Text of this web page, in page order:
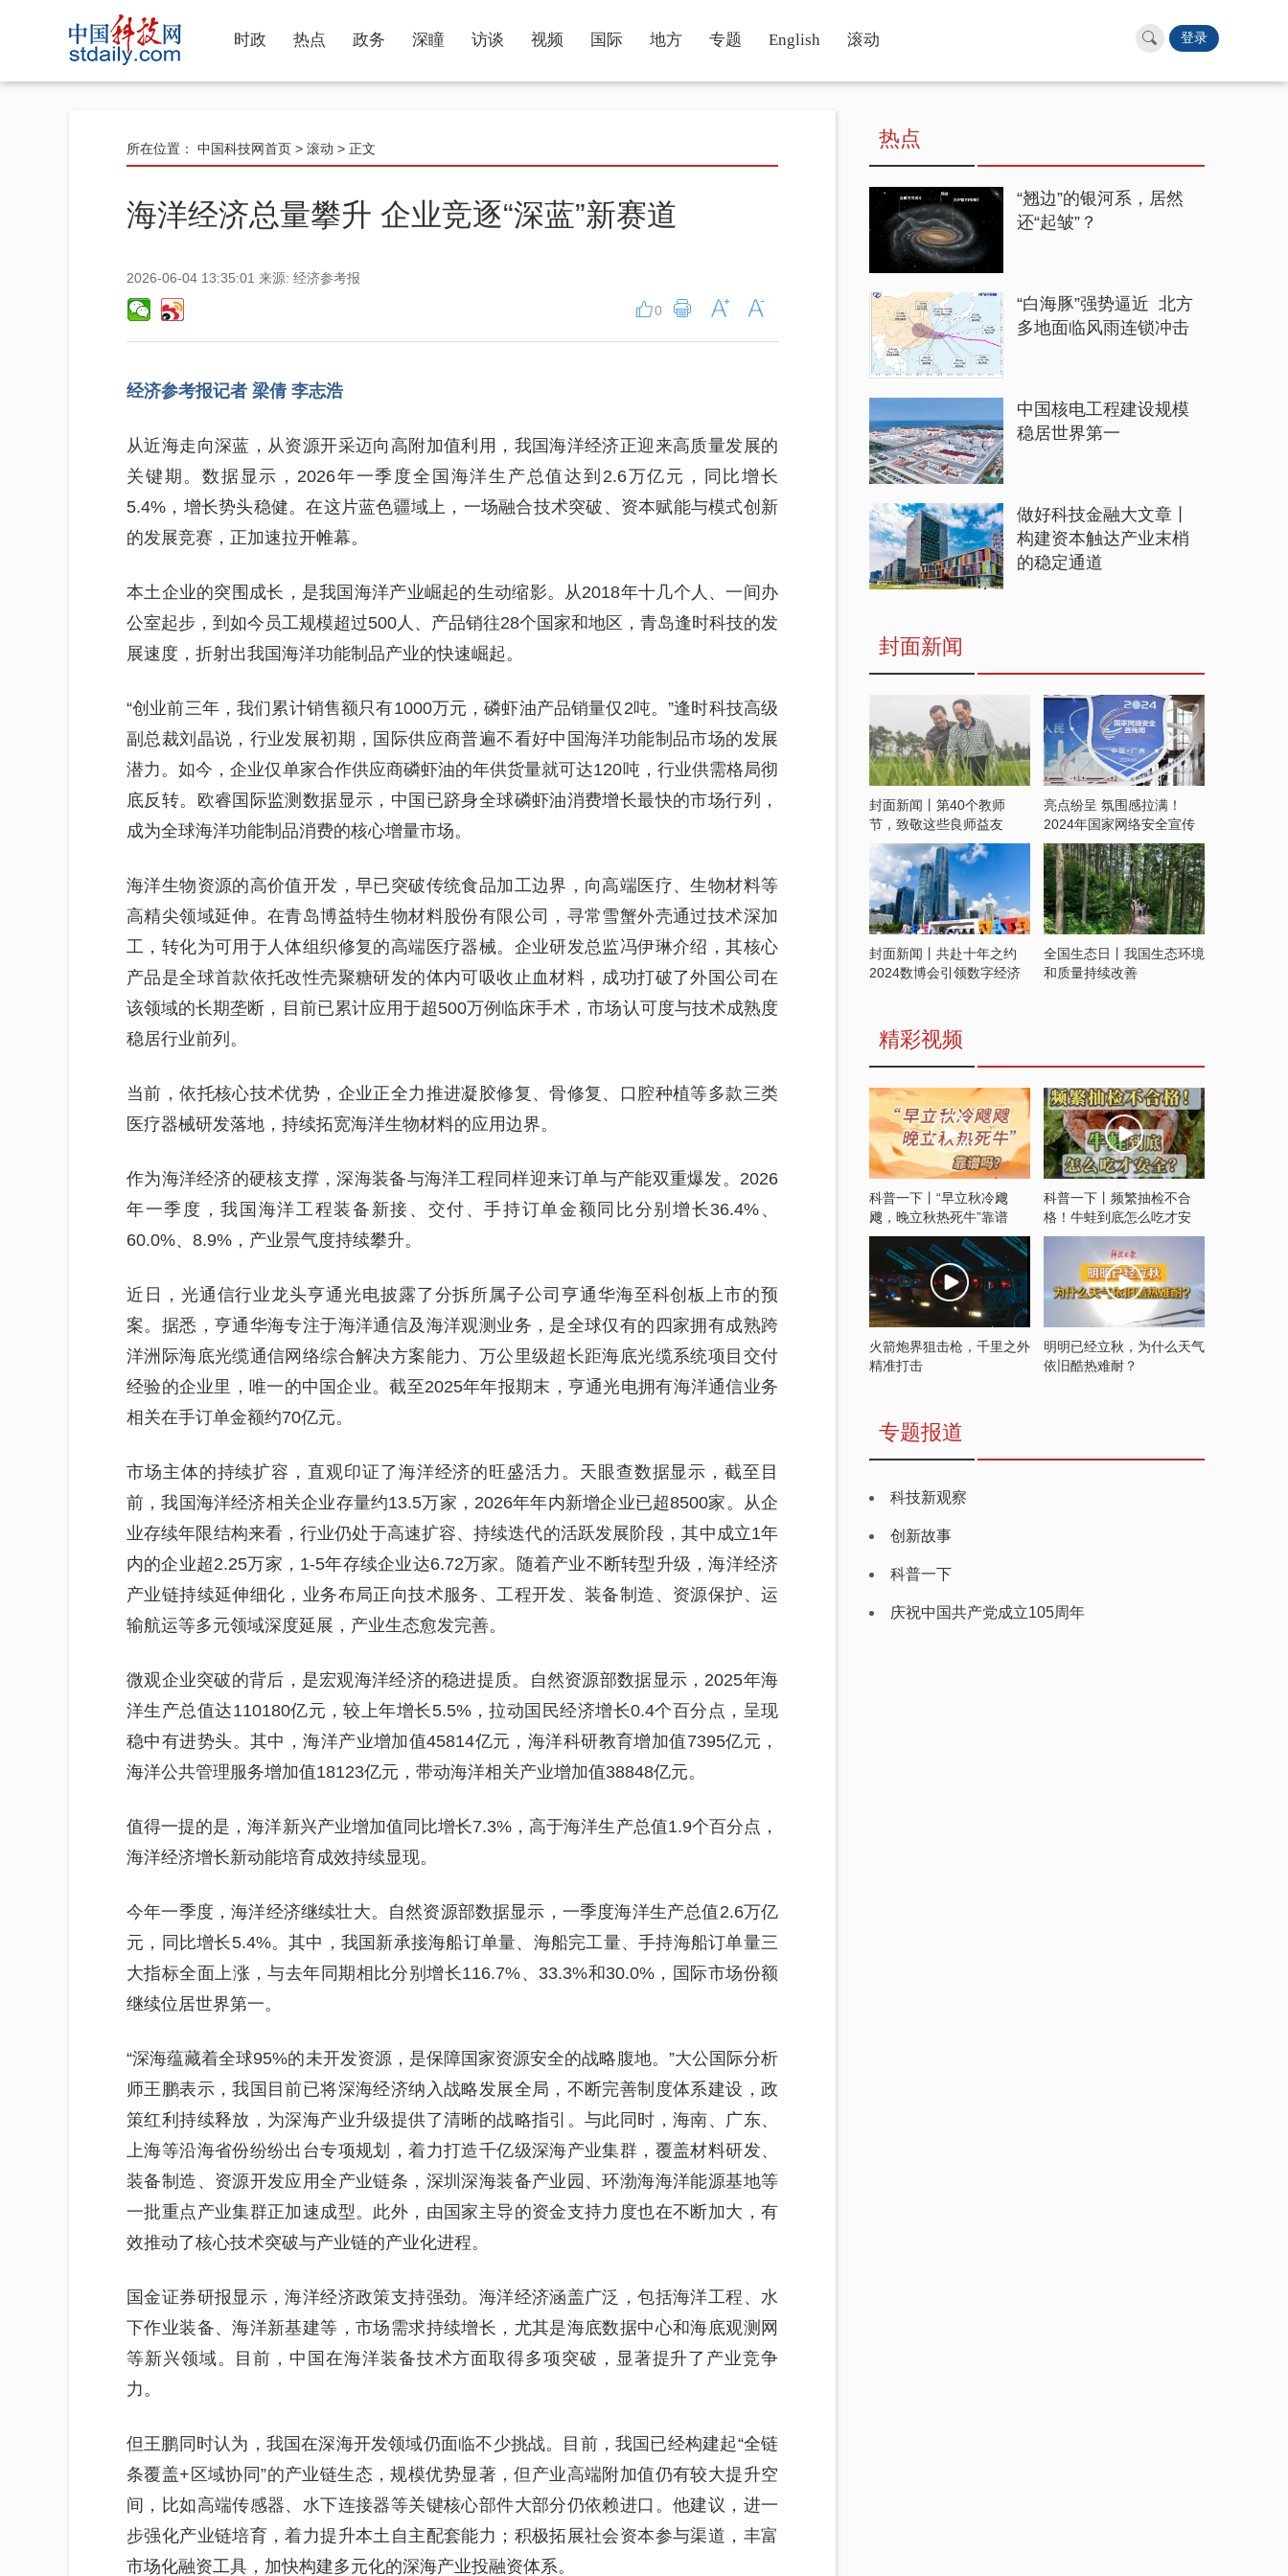
时政 热点 政务 深瞳 访谈 视频 国际 地方 专题 English 滚动 登录
所在位置： 中国科技网首页 > 滚动 > 正文
海洋经济总量攀升 企业竞逐“深蓝”新赛道
2026-06-04 13:35:01 来源: 经济参考报
0
经济参考报记者 梁倩 李志浩
从近海走向深蓝，从资源开采迈向高附加值利用，我国海洋经济正迎来高质量发展的
关键期。数据显示，2026年一季度全国海洋生产总值达到2.6万亿元，同比增长
5.4%，增长势头稳健。在这片蓝色疆域上，一场融合技术突破、资本赋能与模式创新
的发展竞赛，正加速拉开帷幕。
本土企业的突围成长，是我国海洋产业崛起的生动缩影。从2018年十几个人、一间办
公室起步，到如今员工规模超过500人、产品销往28个国家和地区，青岛逢时科技的发
展速度，折射出我国海洋功能制品产业的快速崛起。
“创业前三年，我们累计销售额只有1000万元，磷虾油产品销量仅2吨。”逢时科技高级
副总裁刘晶说，行业发展初期，国际供应商普遍不看好中国海洋功能制品市场的发展
潜力。如今，企业仅单家合作供应商磷虾油的年供货量就可达120吨，行业供需格局彻
底反转。欧睿国际监测数据显示，中国已跻身全球磷虾油消费增长最快的市场行列，
成为全球海洋功能制品消费的核心增量市场。
海洋生物资源的高价值开发，早已突破传统食品加工边界，向高端医疗、生物材料等
高精尖领域延伸。在青岛博益特生物材料股份有限公司，寻常雪蟹外壳通过技术深加
工，转化为可用于人体组织修复的高端医疗器械。企业研发总监冯伊琳介绍，其核心
产品是全球首款依托改性壳聚糖研发的体内可吸收止血材料，成功打破了外国公司在
该领域的长期垄断，目前已累计应用于超500万例临床手术，市场认可度与技术成熟度
稳居行业前列。
当前，依托核心技术优势，企业正全力推进凝胶修复、骨修复、口腔种植等多款三类
医疗器械研发落地，持续拓宽海洋生物材料的应用边界。
作为海洋经济的硬核支撑，深海装备与海洋工程同样迎来订单与产能双重爆发。2026
年一季度，我国海洋工程装备新接、交付、手持订单金额同比分别增长36.4%、
60.0%、8.9%，产业景气度持续攀升。
近日，光通信行业龙头亨通光电披露了分拆所属子公司亨通华海至科创板上市的预
案。据悉，亨通华海专注于海洋通信及海洋观测业务，是全球仅有的四家拥有成熟跨
洋洲际海底光缆通信网络综合解决方案能力、万公里级超长距海底光缆系统项目交付
经验的企业里，唯一的中国企业。截至2025年年报期末，亨通光电拥有海洋通信业务
相关在手订单金额约70亿元。
市场主体的持续扩容，直观印证了海洋经济的旺盛活力。天眼查数据显示，截至目
前，我国海洋经济相关企业存量约13.5万家，2026年年内新增企业已超8500家。从企
业存续年限结构来看，行业仍处于高速扩容、持续迭代的活跃发展阶段，其中成立1年
内的企业超2.25万家，1-5年存续企业达6.72万家。随着产业不断转型升级，海洋经济
产业链持续延伸细化，业务布局正向技术服务、工程开发、装备制造、资源保护、运
输航运等多元领域深度延展，产业生态愈发完善。
微观企业突破的背后，是宏观海洋经济的稳进提质。自然资源部数据显示，2025年海
洋生产总值达110180亿元，较上年增长5.5%，拉动国民经济增长0.4个百分点，呈现
稳中有进势头。其中，海洋产业增加值45814亿元，海洋科研教育增加值7395亿元，
海洋公共管理服务增加值18123亿元，带动海洋相关产业增加值38848亿元。
值得一提的是，海洋新兴产业增加值同比增长7.3%，高于海洋生产总值1.9个百分点，
海洋经济增长新动能培育成效持续显现。
今年一季度，海洋经济继续壮大。自然资源部数据显示，一季度海洋生产总值2.6万亿
元，同比增长5.4%。其中，我国新承接海船订单量、海船完工量、手持海船订单量三
大指标全面上涨，与去年同期相比分别增长116.7%、33.3%和30.0%，国际市场份额
继续位居世界第一。
“深海蕴藏着全球95%的未开发资源，是保障国家资源安全的战略腹地。”大公国际分析
师王鹏表示，我国目前已将深海经济纳入战略发展全局，不断完善制度体系建设，政
策红利持续释放，为深海产业升级提供了清晰的战略指引。与此同时，海南、广东、
上海等沿海省份纷纷出台专项规划，着力打造千亿级深海产业集群，覆盖材料研发、
装备制造、资源开发应用全产业链条，深圳深海装备产业园、环渤海海洋能源基地等
一批重点产业集群正加速成型。此外，由国家主导的资金支持力度也在不断加大，有
效推动了核心技术突破与产业链的产业化进程。
国金证券研报显示，海洋经济政策支持强劲。海洋经济涵盖广泛，包括海洋工程、水
下作业装备、海洋新基建等，市场需求持续增长，尤其是海底数据中心和海底观测网
等新兴领域。目前，中国在海洋装备技术方面取得多项突破，显著提升了产业竞争
力。
但王鹏同时认为，我国在深海开发领域仍面临不少挑战。目前，我国已经构建起“全链
条覆盖+区域协同”的产业链生态，规模优势显著，但产业高端附加值仍有较大提升空
间，比如高端传感器、水下连接器等关键核心部件大部分仍依赖进口。他建议，进一
步强化产业链培育，着力提升本土自主配套能力；积极拓展社会资本参与渠道，丰富
市场化融资工具，加快构建多元化的深海产业投融资体系。
热点
“翘边”的银河系，居然
还“起皱”？
“白海豚”强势逼近 北方
多地面临风雨连锁冲击
中国核电工程建设规模
稳居世界第一
做好科技金融大文章丨
构建资本触达产业末梢
的稳定通道
封面新闻
封面新闻丨第40个教师
节，致敬这些良师益友
亮点纷呈 氛围感拉满！
2024年国家网络安全宣传
周开启
封面新闻丨共赴十年之约
2024数博会引领数字经济
全国生态日丨我国生态环境
和质量持续改善
精彩视频
科普一下丨“早立秋冷飕
飕，晚立秋热死牛”靠谱
吗？
科普一下丨频繁抽检不合
格！牛蛙到底怎么吃才安
全？
火箭炮界狙击枪，千里之外
精准打击
明明已经立秋，为什么天气
依旧酷热难耐？
专题报道
科技新观察
创新故事
科普一下
庆祝中国共产党成立105周年